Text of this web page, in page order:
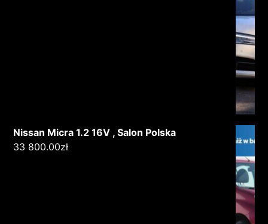
Nissan Micra 1.2 16V , Salon Polska
33 800.00zł